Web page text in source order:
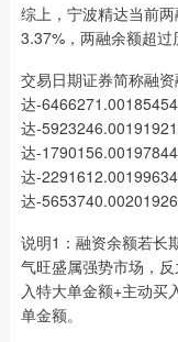
综上，宁波精达当前
3.37%，两融余额超过
交易日期证券简称融
达-
达-
达-
达-
达-
说明1：融资余额若长
气旺盛属强势市场，
入特大单金额+主动买
单金额。